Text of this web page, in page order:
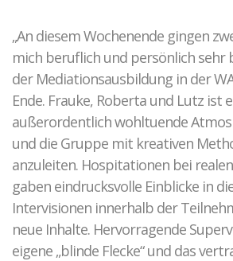
„An diesem Wochenende gingen
mich beruflich und persönlich sehr
der Mediationsausbildung in der
Ende. Frauke, Roberta und Lutz ist
außerordentlich wohltuende
und die Gruppe mit kreativen
anzuleiten. Hospitationen bei
gaben eindrucksvolle Einblicke in
Intervisionen innerhalb der
neue Inhalte. Hervorragende
eigene „blinde Flecke“ und das